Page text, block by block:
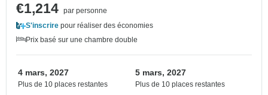
€1,214 par personne
S'inscrire pour réaliser des économies
Prix basé sur une chambre double
4 mars, 2027
Plus de 10 places restantes
5 mars, 2027
Plus de 10 places restantes